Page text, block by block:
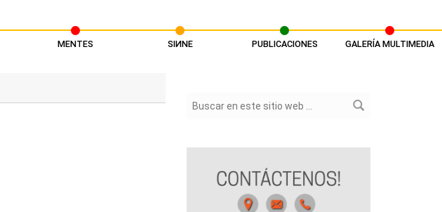
MENTES SIИNE PUBLICACIONES GALERÍA MULTIMEDIA
Formulario de búsqueda